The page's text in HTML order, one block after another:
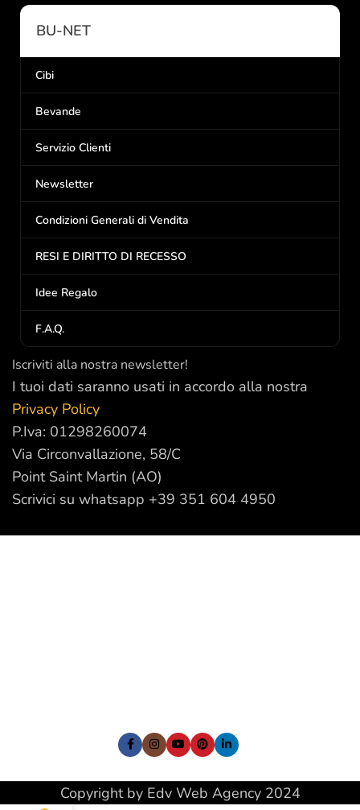
BU-NET
Cibi
Bevande
Servizio Clienti
Newsletter
Condizioni Generali di Vendita
RESI E DIRITTO DI RECESSO
Idee Regalo
F.A.Q.
Iscriviti alla nostra newsletter!
I tuoi dati saranno usati in accordo alla nostra
Privacy Policy
P.Iva: 01298260074
Via Circonvallazione, 58/C
Point Saint Martin (AO)
Scrivici su whatsapp +39 351 604 4950
Copyright by Edv Web Agency 2024